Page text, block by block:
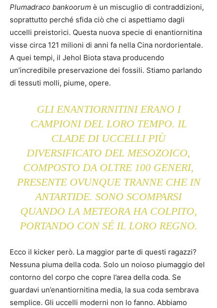
Plumadraco bankoorum è un miscuglio di contraddizioni,
soprattutto perché sfida ciò che ci aspettiamo dagli
uccelli preistorici. Questa nuova specie di enantiornitina
visse circa 121 milioni di anni fa nella Cina nordorientale.
A quei tempi, il Jehol Biota stava producendo
un’incredibile preservazione dei fossili. Stiamo parlando
di tessuti molli, piume, opere.
GLI ENANTIORNITINI ERANO I
CAMPIONI DEL LORO TEMPO. IL
CLADE DI UCCELLI PIÙ
DIVERSIFICATO DEL MESOZOICO,
COMPOSTO DA OLTRE 100 GENERI,
PRESENTE OVUNQUE TRANNE CHE IN
ANTARTIDE. SONO SCOMPARSI
QUANDO LA METEORA HA COLPITO,
PORTANDO CON SÉ IL LORO REGNO.
Ecco il kicker però. La maggior parte di questi ragazzi?
Nessuna piuma della coda. Solo un noioso piumaggio del
contorno del corpo che copre l’area della coda. Se
guardavi un’enantiornitina media, la sua coda sembrava
semplice. Gli uccelli moderni non lo fanno. Abbiamo